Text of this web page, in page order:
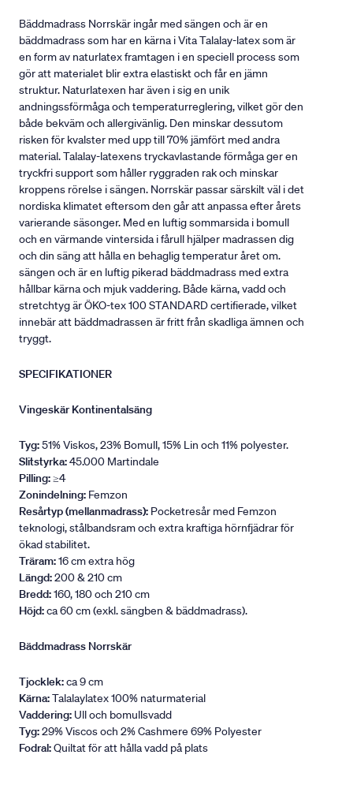
Bäddmadrass Norrskär ingår med sängen och är en
bäddmadrass som har en kärna i Vita Talalay-latex som är
en form av naturlatex framtagen i en speciell process som
gör att materialet blir extra elastiskt och får en jämn
struktur. Naturlatexen har även i sig en unik
andningssförmåga och temperaturreglering, vilket gör den
både bekväm och allergivänlig. Den minskar dessutom
risken för kvalster med upp till 70% jämfört med andra
material. Talalay-latexens tryckavlastande förmåga ger en
tryckfri support som håller ryggraden rak och minskar
kroppens rörelse i sängen. Norrskär passar särskilt väl i det
nordiska klimatet eftersom den går att anpassa efter årets
varierande säsonger. Med en luftig sommarsida i bomull
och en värmande vintersida i fårull hjälper madrassen dig
och din säng att hålla en behaglig temperatur året om.
sängen och är en luftig pikerad bäddmadrass med extra
hållbar kärna och mjuk vaddering. Både kärna, vadd och
stretchtyg är ÖKO-tex 100 STANDARD certifierade, vilket
innebär att bäddmadrassen är fritt från skadliga ämnen och
tryggt.
SPECIFIKATIONER
Vingeskär Kontinentalsäng
Tyg:51% Viskos, 23% Bomull, 15% Lin och 11% polyester.
Slitstyrka:45.000 Martindale
Pilling:≥4
Zonindelning: Femzon
Resårtyp (mellanmadrass): Pocketresår med Femzon
teknologi, stålbandsram och extra kraftiga hörnfjädrar för
ökad stabilitet.
Träram:16 cm extra hög
Längd:200 & 210 cm
Bredd:160, 180 och 210 cm
Höjd:ca 60 cm (exkl. sängben & bäddmadrass).
Bäddmadrass Norrskär
Tjocklek:ca 9 cm
Kärna:Talalaylatex 100% naturmaterial
Vaddering: Ull och bomullsvadd
Tyg:29% Viscos och 2% Cashmere 69% Polyester
Fodral:Quiltat för att hålla vadd på plats